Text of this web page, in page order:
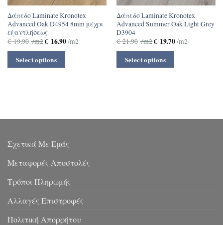
Δάπεδο Laminate Kronotex
Advanced Oak D4954 8mm μέχρι
εξαντλήσεως
€19.90 /m2€16.90/m2
Select options
Δάπεδο Laminate Kronotex
Advanced Summer Oak Light Grey
D3904
€21.90 /m2€19.70/m2
Select options
Σχετικά Με Εμάς
Μεταφορές Αποστολές
Τρόποι Πληρωμής
Αλλαγές Επιστροφές
Πολιτική Απορρήτου